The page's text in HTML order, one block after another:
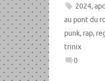
2024,
au pont du
punk, rap,
trinix
0